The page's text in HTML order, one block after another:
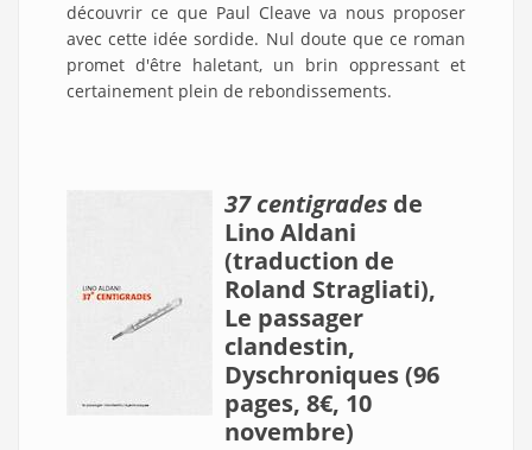
découvrir ce que Paul Cleave va nous proposer
avec cette idée sordide. Nul doute que ce roman
promet d'être haletant, un brin oppressant et
certainement plein de rebondissements.
37 centigrades de
Lino Aldani
(traduction de
Roland Stragliati),
Le passager
clandestin,
Dyschroniques (96
pages, 8€, 10
novembre)